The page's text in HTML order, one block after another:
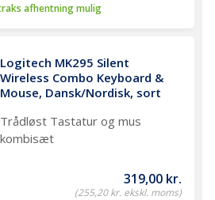
afhentning mulig
Logitech MK295 Silent
Wireless Combo Keyboard &
Mouse, Dansk/Nordisk, sort
Trådløst Tastatur og mus
kombisæt
319,00 kr.
(255,20 kr. ekskl. moms)